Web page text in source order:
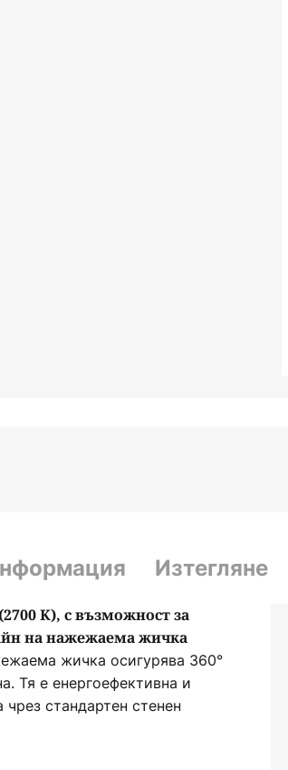
Изтегляне
K), с възможност за
на нажежаема жичка
жичка осигурява 360°
Тя е енергоефективна и
стандартен стенен
с фазови димери